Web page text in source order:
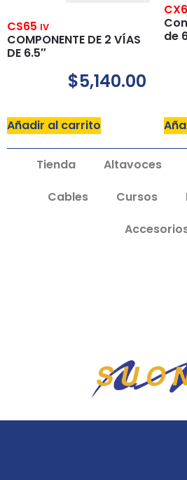
CS65 IV
COMPONENTE DE 2 VÍAS
DE 6.5″
$5,140.00
Añadir al carrito
de
Tienda Altavoces
Cables
Cursos